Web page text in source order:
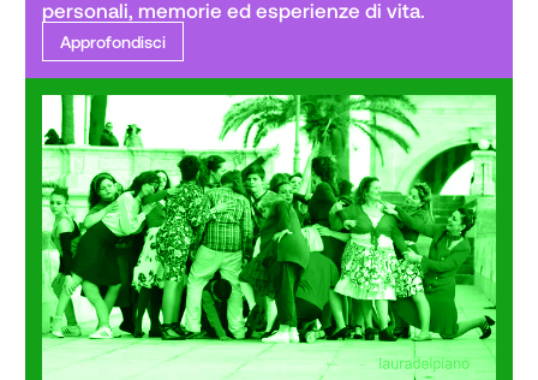
personali, memorie ed esperienze di vita.
Approfondisci